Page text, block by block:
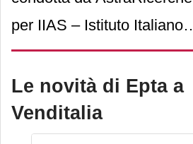
per IIAS – Istituto Italiano
Alimenti Surgelati, gli
italiani amano i prodotti
surgelati: il 99% dichiara di
consumarli e il 53% lo fa
Le novità di Epta a
Venditalia